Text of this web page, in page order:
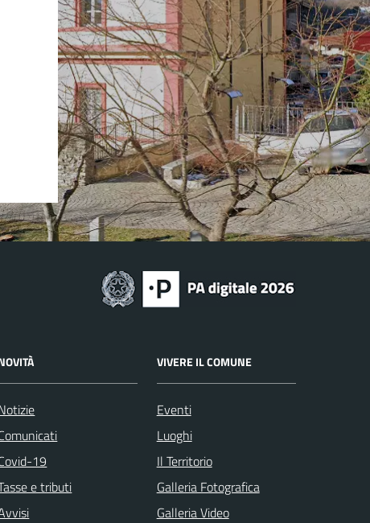
19
e tributi
VIVERE IL COMUNE
Eventi
Luoghi
Il Territorio
Galleria Fotografica
Galleria Video